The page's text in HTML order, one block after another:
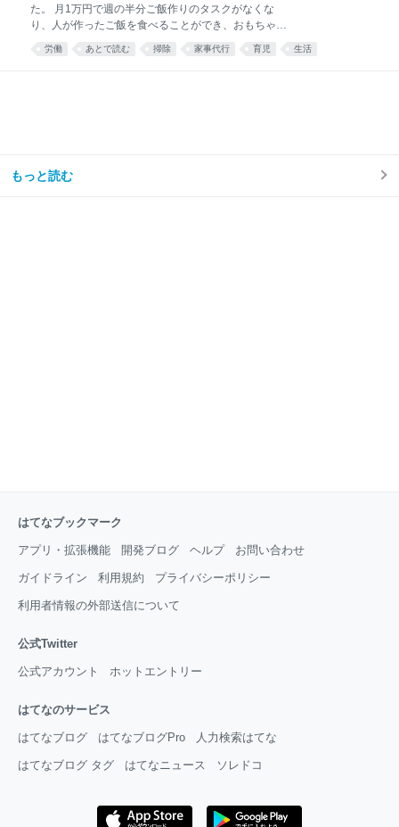
た。 月1万円で週の半分ご飯作りのタスクがなくな
り、人が作ったご飯を食べることができ、おもちゃが
なくなり、トイレ掃除は頻度が半分くらいになった。
が1人。 毎日時間との戦い。 私は仕事終わりに家事を
楽しくテキパキとできる方ではない。ついだらけてし
労働 あとで読む 掃除 家事代行 育児 生活
もっと読む
はてなブックマーク
アプリ・拡張機能 開発ブログ ヘルプ お問い合わせ
ガイドライン 利用規約 プライバシーポリシー
利用者情報の外部送信について
公式Twitter
公式アカウント ホットエントリー
はてなのサービス
はてなブログ はてなブログPro 人力検索はてな
はてなブログ タグ はてなニュース ソレドコ